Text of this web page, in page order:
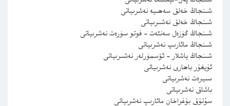
شىنجاڭ خەلق سەھىيە نەشرىياتى
شىنجاڭ خەلق نەشىرىياتى
شىنجاڭ گۈزەل سەنئەت – فوتو سۈرەت نەشرىياتى
شىنجاڭ مائارىپ نەشرىياتى
شىنجاڭ ياشلار – ئۆسمۈرلەر نەشىرىياتى
ئۇيغۇر باھارى نەشرىياتى
سىيرەت نەشرىياتى
باشاق نەشرىياتى
سۇتۇق بۇغراخان مائارىپ نەشرىياتى